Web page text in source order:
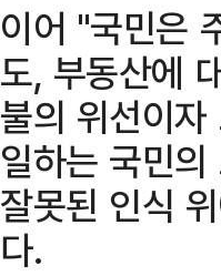
이어 "국민은
도, 부동산에
불의 위선이
일하는 국민
잘못된 인식
다.